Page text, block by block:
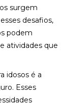
surgem
desafios,
podem
atividades que
idosos é a
Esses